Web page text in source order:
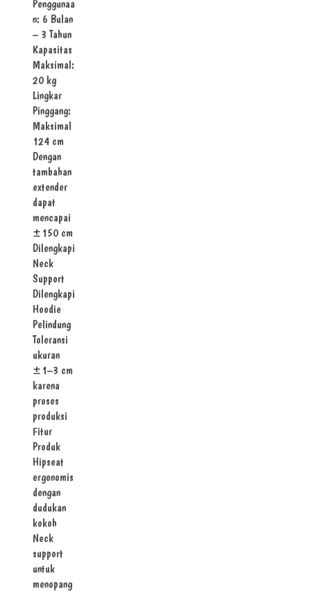
Penggunaa
n: 6 Bulan
– 3 Tahun
Kapasitas
Maksimal:
20 kg
Lingkar
Pinggang:
Maksimal
124 cm
Dengan
tambahan
extender
dapat
mencapai
±150 cm
Dilengkapi
Neck
Support
Dilengkapi
Hoodie
Pelindung
Toleransi
ukuran
±1–3 cm
karena
proses
produksi
Fitur
Produk
Hipseat
ergonomis
dengan
dudukan
kokoh
Neck
support
untuk
menopang